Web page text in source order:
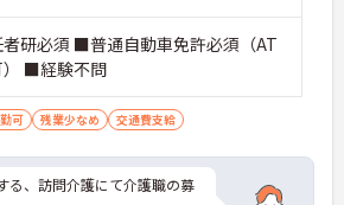
研必須 ■普通自動車免許必須（AT
） ■経験不問
可 残業少なめ 交通費支給
る、訪問介護にて介護職の募